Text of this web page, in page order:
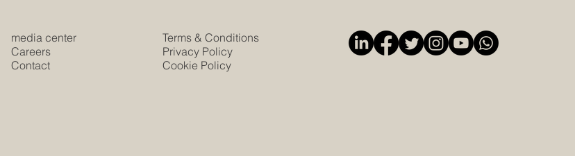
media center
Careers
Contact
Terms & Conditions
Privacy Policy
Cookie Policy